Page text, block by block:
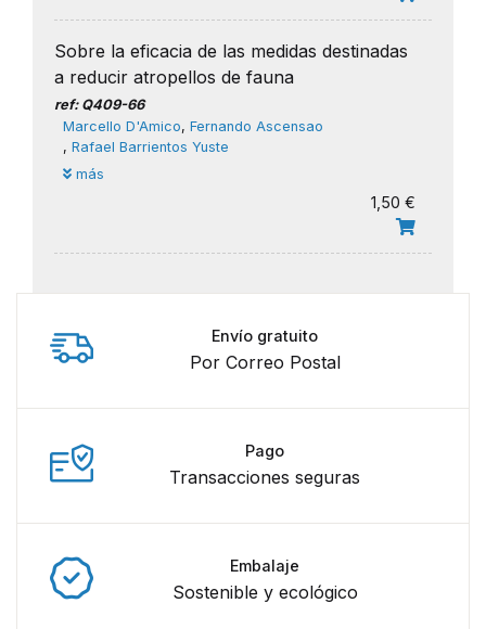
Sobre la eficacia de las medidas destinadas
a reducir atropellos de fauna
ref: Q409-66
Marcello D'Amico, Fernando Ascensao
, Rafael Barrientos Yuste
más
1,50 €
Envío gratuito
Por Correo Postal
Pago
Transacciones seguras
Embalaje
Sostenible y ecológico